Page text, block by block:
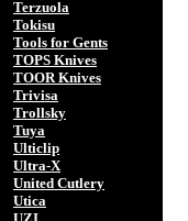
Terzuola
Tokisu
Tools for Gents
TOPS Knives
TOOR Knives
Trivisa
Trollsky
Tuya
Ulticlip
Ultra-X
United Cutlery
Utica